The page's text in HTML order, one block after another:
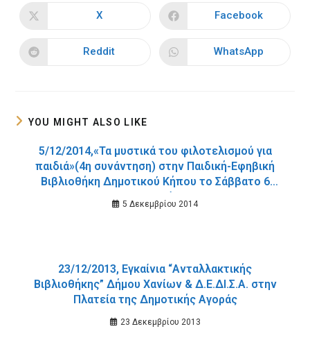
CONTENT
Opens
new
window
X
Opens
new
window
Facebook
Opens
Reddit
Opens
WhatsApp
YOU MIGHT ALSO LIKE
5/12/2014,«Τα μυστικά του φιλοτελισμού για
παιδιά»(4η συνάντηση) στην Παιδική-Εφηβική
Βιβλιοθήκη Δημοτικού Κήπου το Σάββατο 6
Δεκεμβρίου.
5 Δεκεμβρίου 2014
23/12/2013, Εγκαίνια “Ανταλλακτικής
Βιβλιοθήκης” Δήμου Χανίων & Δ.Ε.ΔΙ.Σ.Α. στην
Πλατεία της Δημοτικής Αγοράς
23 Δεκεμβρίου 2013